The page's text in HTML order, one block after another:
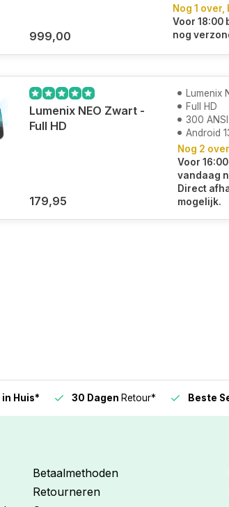
999,00
Nog 1
Voor 18:00
nog
Lumenix NEO Zwart -
Full HD
179,95
Lumenix
Full HD
300
Android
Nog 2
Voor
vandaag
Direct
mogelijk.
in Huis* 30 Dagen Retour* Beste
Betaalmethoden
Retourneren